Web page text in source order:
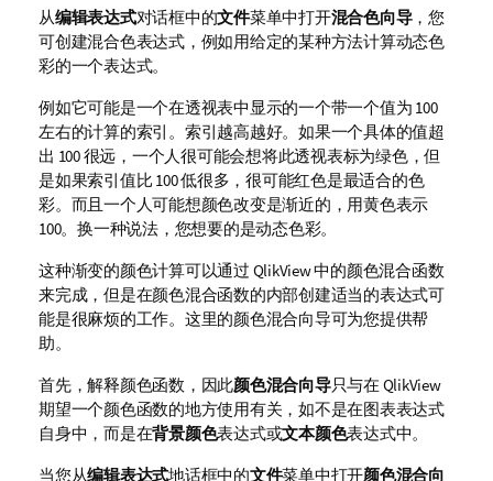
从编辑表达式对话框中的文件菜单中打开混合色向导，您
可创建混合色表达式，例如用给定的某种方法计算动态色
彩的一个表达式。
例如它可能是一个在透视表中显示的一个带一个值为 100
左右的计算的索引。索引越高越好。如果一个具体的值超
出 100 很远，一个人很可能会想将此透视表标为绿色，但
是如果索引值比 100 低很多，很可能红色是最适合的色
彩。而且一个人可能想颜色改变是渐近的，用黄色表示
100。换一种说法，您想要的是动态色彩。
这种渐变的颜色计算可以通过 QlikView 中的颜色混合函数
来完成，但是在颜色混合函数的内部创建适当的表达式可
能是很麻烦的工作。这里的颜色混合向导可为您提供帮
助。
首先，解释颜色函数，因此颜色混合向导只与在 QlikView
期望一个颜色函数的地方使用有关，如不是在图表表达式
自身中，而是在背景颜色表达式或文本颜色表达式中。
当您从编辑表达式地话框中的文件菜单中打开颜色混合向